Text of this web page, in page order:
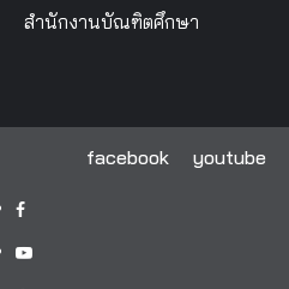
สำนักงานบัณฑิตศึกษา
facebook youtube
facebook
youtube